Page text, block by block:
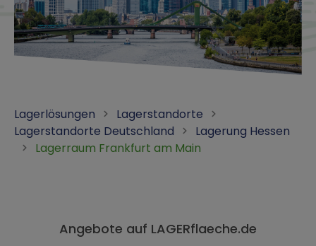
Lagerlösungen
Lagerstandorte
Lagerstandorte Deutschland
Lagerung Hessen
Lagerraum Frankfurt am Main
Angebote auf LAGERflaeche.de